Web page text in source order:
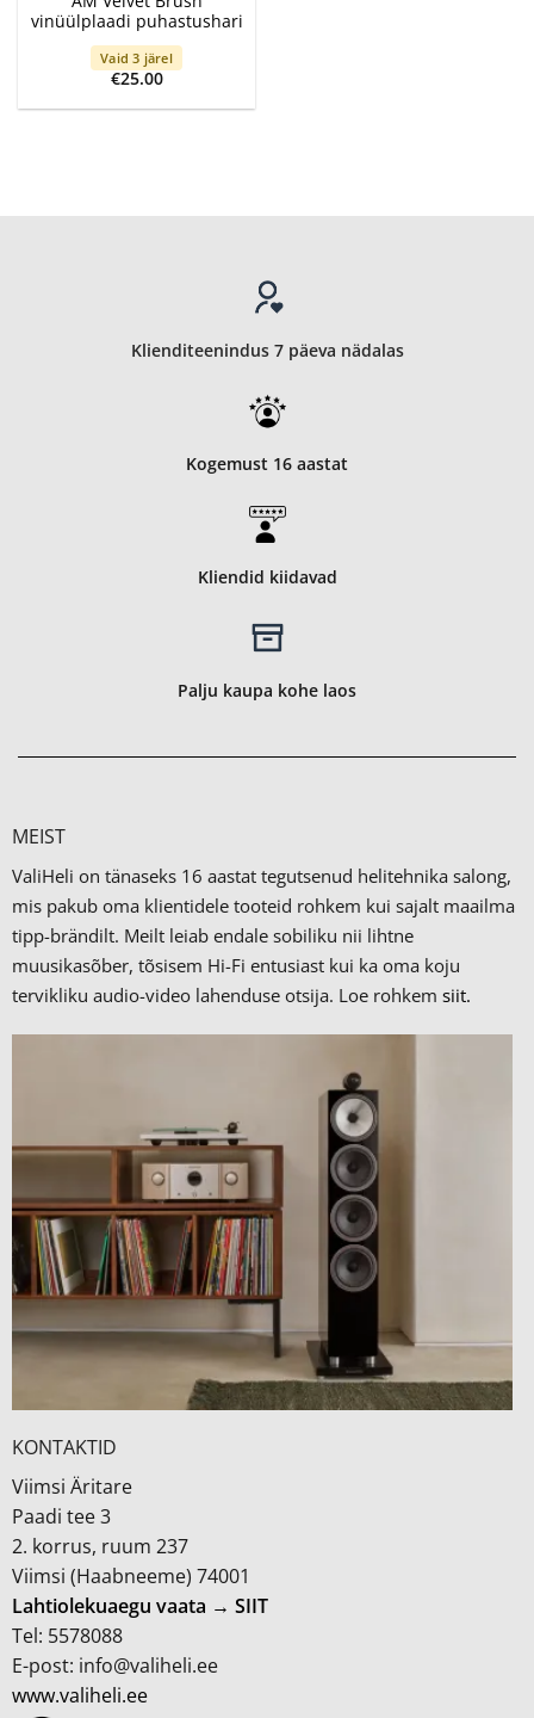
vinüülplaadi puhastushari
Vaid 3 järel
€25.00
Klienditeenindus 7 päeva nädalas
Kogemust 16 aastat
Kliendid kiidavad
Palju kaupa kohe laos
MEIST
ValiHeli on tänaseks 16 aastat tegutsenud helitehnika salong,
mis pakub oma klientidele tooteid rohkem kui sajalt maailma
tipp-brändilt. Meilt leiab endale sobiliku nii lihtne
muusikasõber, tõsisem Hi-Fi entusiast kui ka oma koju
tervikliku audio-video lahenduse otsija. Loe rohkem siit.
KONTAKTID
Viimsi Äritare
Paadi tee 3
2. korrus, ruum 237
Viimsi (Haabneeme) 74001
Lahtiolekuaegu vaata → SIIT
Tel: 5578088
E-post: info@valiheli.ee
www.valiheli.ee